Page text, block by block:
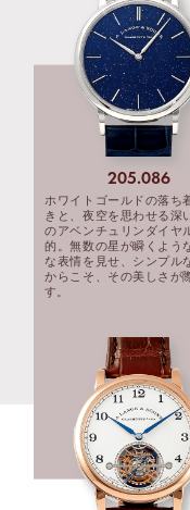
205.086
ホワイトゴールドの落ち
きと、夜空を思わせる深
のアベンチュリンダイヤ
的。無数の星が瞬くよう
な表情を見せ、シンプル
からこそ、その美しさが
す。